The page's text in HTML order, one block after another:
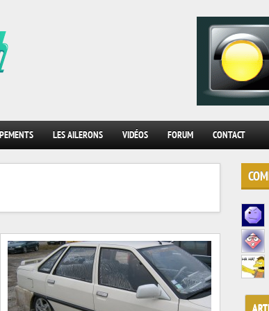
LES AILERONS VIDÉOS FORUM CONTACT